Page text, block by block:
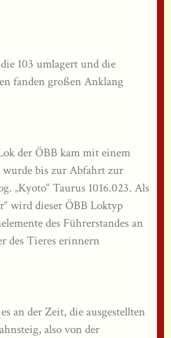
103 umlagert und die
fanden großen Anklang
der ÖBB kam mit einem
bis zur Abfahrt zur
„Kyoto“ Taurus 1016.023. Als
wird dieser ÖBB Loktyp
des Führerstandes an
des Tieres erinnern
an der Zeit, die ausgestellten
also von der